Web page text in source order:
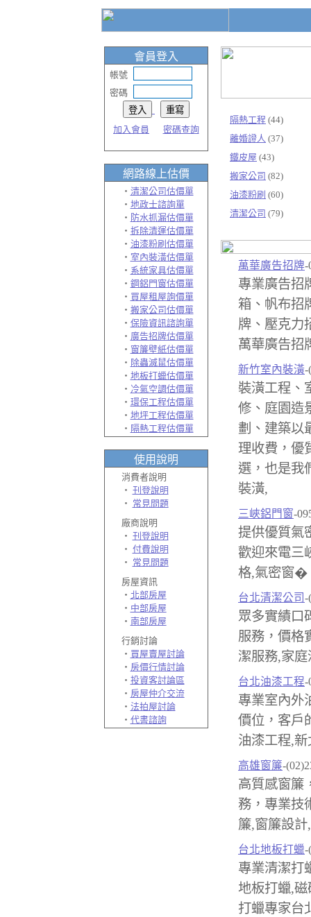
會員登入
帳號
密碼
加入會員 密碼查詢
網路線上估價
‧ 清潔公司估價單
‧ 地政士諮詢單
‧ 防水抓漏估價單
‧ 拆除清運估價單
‧ 油漆粉刷估價單
‧ 室內裝潢估價單
‧ 系統家具估價單
‧ 鋼鋁門窗估價單
‧ 買屋租屋詢價單
‧ 搬家公司估價單
‧ 保險資訊諮詢單
‧ 廣告招牌估價單
‧ 窗簾壁紙估價單
‧ 除蟲滅鼠估價單
‧ 地板打蠟估價單
‧ 冷氣空調估價單
‧ 環保工程估價單
‧ 地坪工程估價單
‧ 隔熱工程估價單
使用說明
消費者說明
‧ 刊登說明
‧ 常見問題
廠商說明
‧ 刊登說明
‧ 付費說明
‧ 常見問題
房屋資訊
‧ 北部房屋
‧ 中部房屋
‧ 南部房屋
行銷討論
‧ 買屋賣屋討論
‧ 房價行情討論
‧ 投資客討論區
‧ 房屋仲介交流
‧ 法拍屋討論
‧ 代書諮詢
隔熱工程 (44)
離婚證人 (37)
鐵皮屋 (43)
搬家公司 (82)
油漆粉刷 (60)
清潔公司 (79)
萬華廣告招牌-
專業廣告招
箱、帆布招
牌、壓克力
萬華廣告招
新竹室內裝潢-
裝潢工程、
修、庭園造
劃、建築以
理收費，優
選，也是我
裝潢,
三峽鋁門窗-
提供優質氣
歡迎來電三
格,氣密窗�
台北清潔公司 -
眾多實績口
服務，價格
潔服務,家
台北油漆工程-
專業室內外
價位，客戶
油漆工程,
高雄窗簾-
高質感窗簾
務，專業技
簾,窗簾設
台北地板打蠟-
專業清潔打
地板打蠟,
打蠟專家台